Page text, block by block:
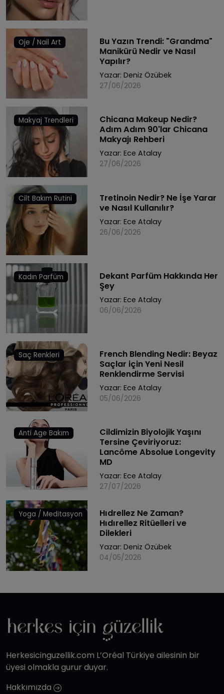
Oje / Nail Art
Bu Yazın Trendi: "Grandma"
Manikürü Nedir ve Nasıl
Yapılır?
Yazar: Deniz Özübek
27/06/2026
Makyaj Trendleri
Chicana Makeup Nedir?
Adım Adım 90'lar Chicana
Makyajı Rehberi
Yazar: Ece Atalay
27/06/2026
Cilt Bakım Rutini
Tretinoin Nedir? Ne İşe Yarar
ve Nasıl Kullanılır?
Yazar: Ece Atalay
26/06/2026
Kadın Parfüm
Dekant Parfüm Hakkında Her
Şey
Yazar: Ece Atalay
06/06/2026
Saç Renkleri
French Blending Nedir: Beyaz
Saçlar için Yeni Nesil
Renklendirme Servisi
Yazar: Ece Atalay
05/06/2026
Anti Age Bakım
Cildimizin Biyolojik Yaşını
Tersine Çeviriyoruz:
Lancôme Absolue Longevity
MD
Yazar: Ece Atalay
27/07/2026
Yoga / Meditasyon
Hıdrellez Ne Zaman?
Hıdırellez Ritüelleri ve
Dilekleri
Yazar: Deniz Özübek
04/05/2026
Herkesicinguzellik.com L’Oréal Türkiye ailesinin bir
üyesi olmakla gurur duyar.
Hakkımızda